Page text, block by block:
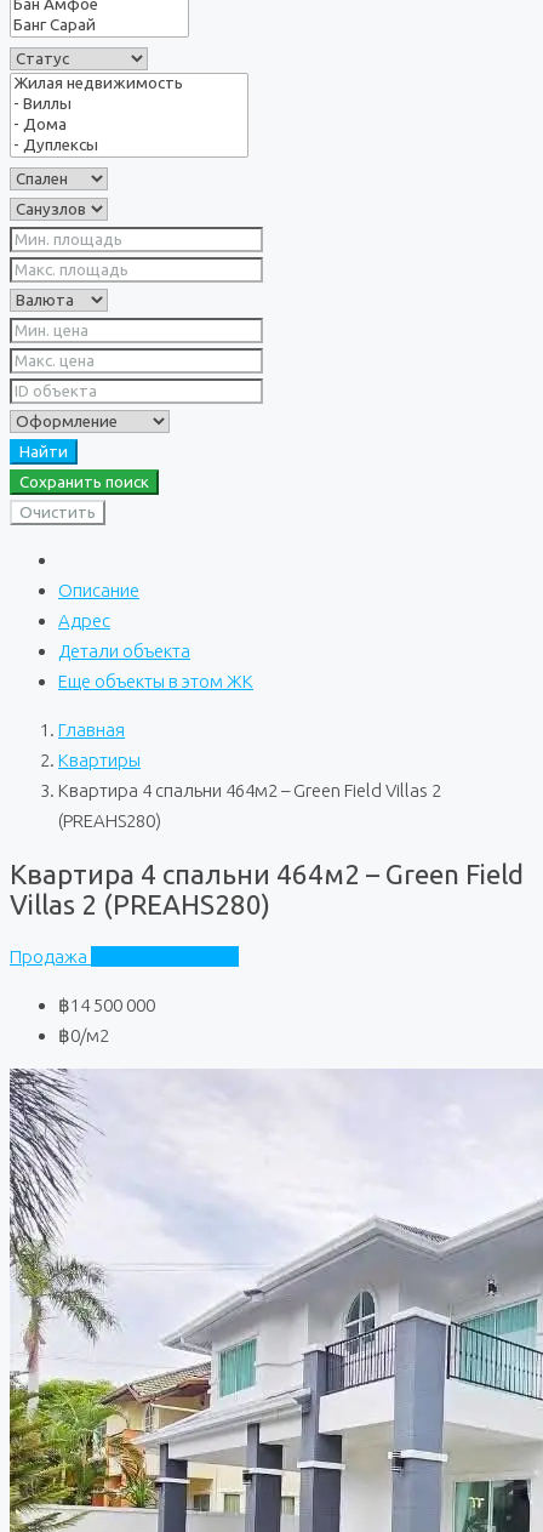
Найти
Сохранить поиск
Очистить
Описание
Адрес
Детали объекта
Еще объекты в этом ЖК
Главная
Квартиры
Квартира 4 спальни 464м2 – Green Field Villas 2
(PREAHS280)
Квартира 4 спальни 464м2 – Green Field
Villas 2 (PREAHS280)
Продажа
฿14 500 000
฿0/м2